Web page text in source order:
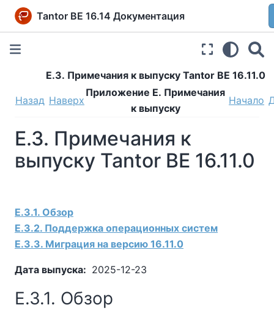
Tantor BE 16.14 Документация
E.3. Примечания к выпуску Tantor BE 16.11.0
Назад Наверх
Приложение E. Примечания
к выпуску
Начало
E.3. Примечания к
выпуску Tantor BE 16.11.0
E.3.1. Обзор
E.3.2. Поддержка операционных систем
E.3.3. Миграция на версию 16.11.0
Дата выпуска: 2025-12-23
E.3.1. Обзор